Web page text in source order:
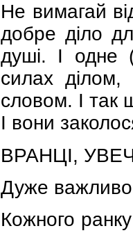
Не вимагай
добре діло
душі. І одне
силах
словом. І так
І вони
ВРАНЦІ,
Дуже
Кожного